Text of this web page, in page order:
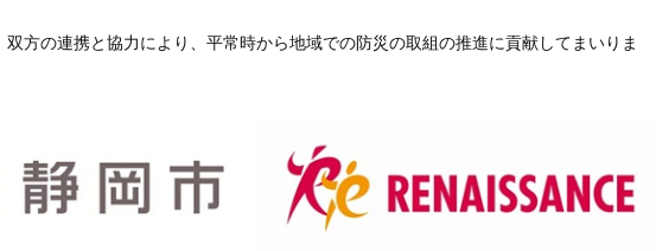
双方の連携と協力により、平常時から地域での防災の取組の推進に貢献してまいりま